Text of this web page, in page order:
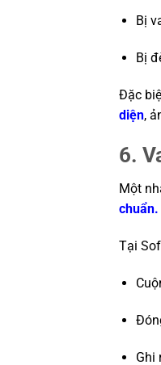
Bị
Bị
Đặc
diện,
6.
Một
chuẩn.
Tại
Ghi